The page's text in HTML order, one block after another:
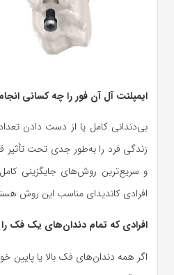
ایمپلنت آل آن فور را چه کسانی
بی‌دندانی کامل یا از دست دادن
زندگی فرد را به‌طور جدی تحت تأثیر
و سریع‌ترین روش‌های جایگزینی
افرادی کاندیدای مناسب این روش
افرادی که تمام دندان‌های یک فک را